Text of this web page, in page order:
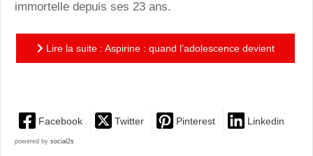
immortelle depuis ses 23 ans.
Lire la suite : Aspirine : quand l’adolescence devient
Facebook Twitter Pinterest Linkedin
powered by social2s